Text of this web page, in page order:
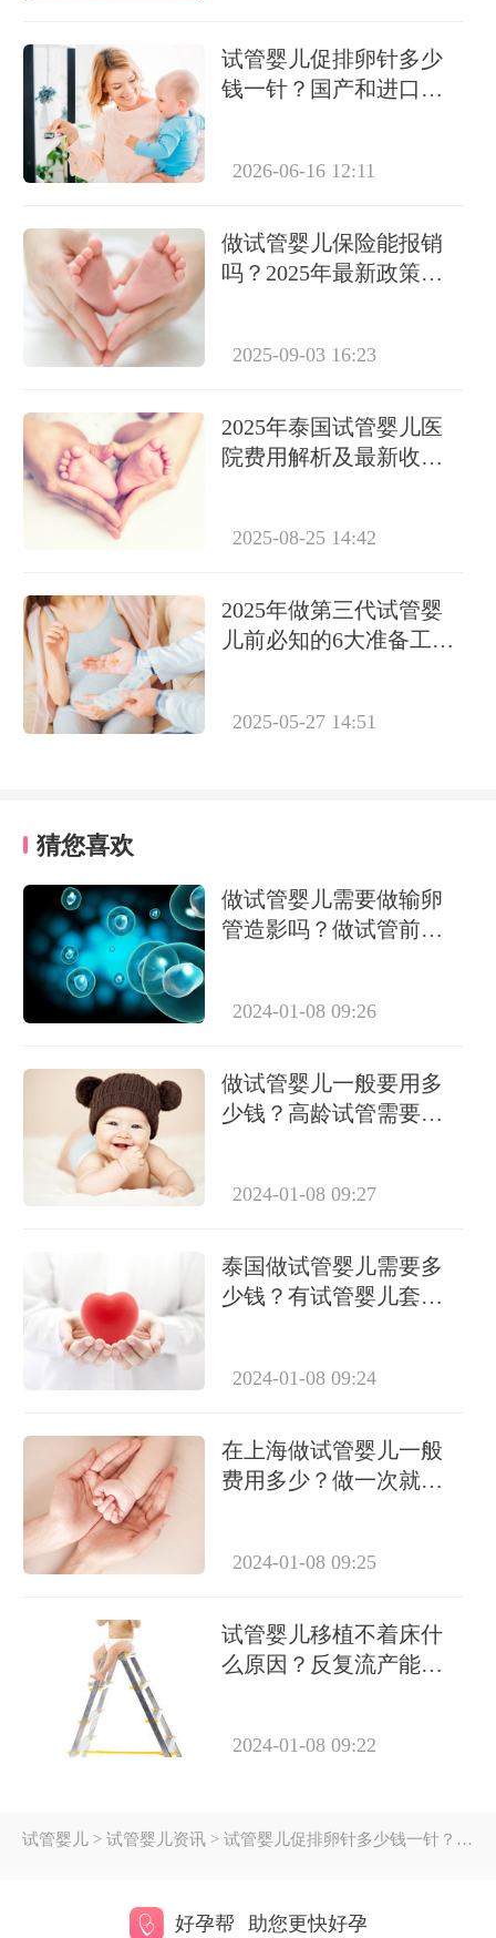
试管婴儿促排卵针多少
钱一针？国产和进口价
2026-06-16 12:11
做试管婴儿保险能报销
吗？2025年最新政策及
2025-09-03 16:23
2025年泰国试管婴儿医
院费用解析及最新收费
2025-08-25 14:42
2025年做第三代试管婴
儿前必知的6大准备工作
2025-05-27 14:51
猜您喜欢
做试管婴儿需要做输卵
管造影吗？做试管前必
2024-01-08 09:26
做试管婴儿一般要用多
少钱？高龄试管需要做
2024-01-08 09:27
泰国做试管婴儿需要多
少钱？有试管婴儿套餐
2024-01-08 09:24
在上海做试管婴儿一般
费用多少？做一次就能
2024-01-08 09:25
试管婴儿移植不着床什
么原因？反复流产能做
2024-01-08 09:22
试管婴儿 > 试管婴儿资讯 > 试管婴儿促排卵针多少钱一针？国产和进口价格差距大吗？
好孕帮 助您更快好孕